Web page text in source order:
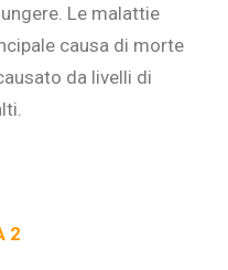
Le malattie
causa di morte
da livelli di
2